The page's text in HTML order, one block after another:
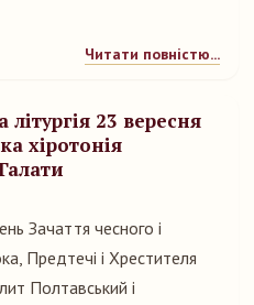
Читати повністю...
23 вересня
хіротонія
Зачаття чесного і
Предтечі і Хрестителя
Полтавський і